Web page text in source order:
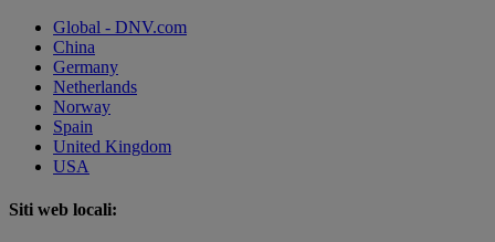
Global - DNV.com
China
Germany
Netherlands
Norway
Spain
United Kingdom
USA
Siti web locali: